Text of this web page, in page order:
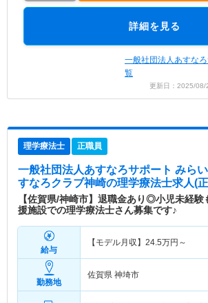
詳細を見る
一般社団法人あすな
覧
更新日：2025/
理学療法士 正職員
一般社団法人あすなろサポート みら
すなろクラブ神崎の理学療法士求人(
【佐賀県/神崎市】退職金あり◎小児未経験
援施設での理学療法士さん募集です♪
給与
【モデル月収】 24.5万円～
勤務地
佐賀県 神埼市